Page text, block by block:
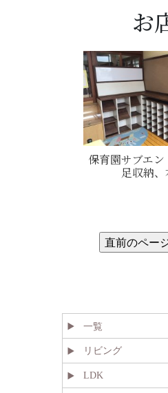
お
保育園サブエ
足収納
一覧
リビング
LDK